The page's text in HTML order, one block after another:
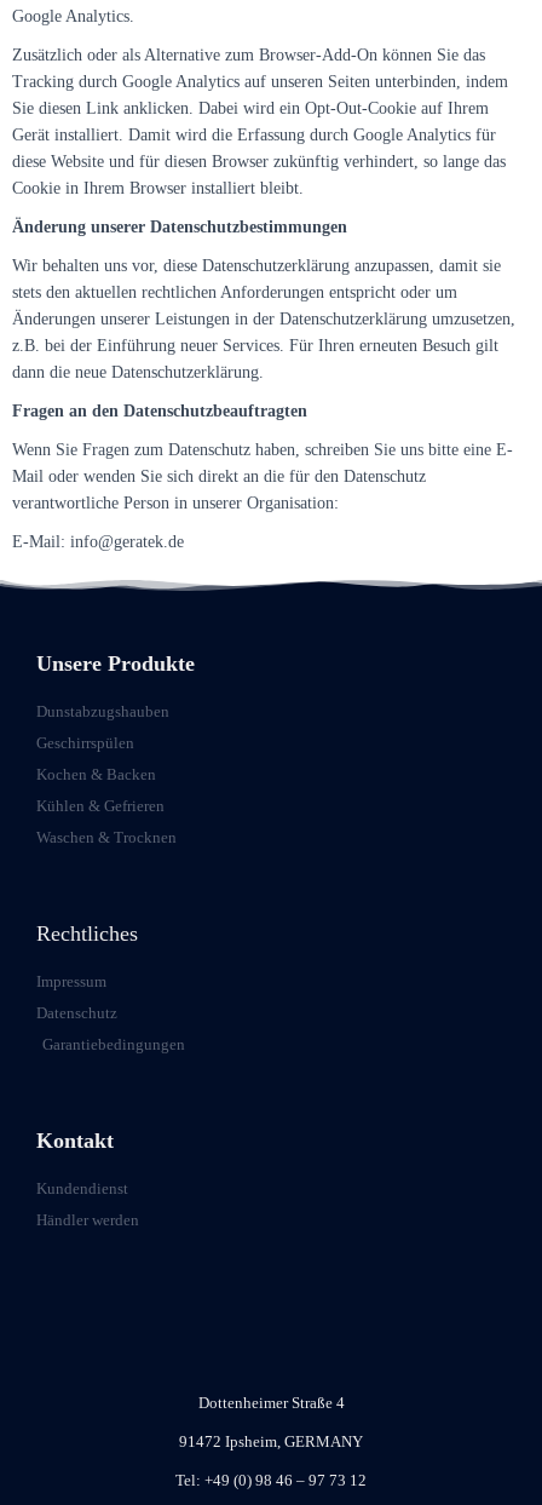
Google Analytics.
Zusätzlich oder als Alternative zum Browser-Add-On können Sie das
Tracking durch Google Analytics auf unseren Seiten unterbinden, indem
Sie diesen Link anklicken. Dabei wird ein Opt-Out-Cookie auf Ihrem
Gerät installiert. Damit wird die Erfassung durch Google Analytics für
diese Website und für diesen Browser zukünftig verhindert, so lange das
Cookie in Ihrem Browser installiert bleibt.
Änderung unserer Datenschutzbestimmungen
Wir behalten uns vor, diese Datenschutzerklärung anzupassen, damit sie
stets den aktuellen rechtlichen Anforderungen entspricht oder um
Änderungen unserer Leistungen in der Datenschutzerklärung umzusetzen,
z.B. bei der Einführung neuer Services. Für Ihren erneuten Besuch gilt
dann die neue Datenschutzerklärung.
Fragen an den Datenschutzbeauftragten
Wenn Sie Fragen zum Datenschutz haben, schreiben Sie uns bitte eine E-
Mail oder wenden Sie sich direkt an die für den Datenschutz
verantwortliche Person in unserer Organisation:
E-Mail: info@geratek.de
Unsere Produkte
Dunstabzugshauben
Geschirrspülen
Kochen & Backen
Kühlen & Gefrieren
Waschen & Trocknen
Rechtliches
Impressum
Datenschutz
Garantiebedingungen
Kontakt
Kundendienst
Händler werden
Dottenheimer Straße 4
91472 Ipsheim, GERMANY
Tel: +49 (0) 98 46 – 97 73 12